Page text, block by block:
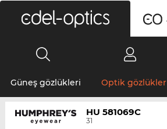
Güneş gözlükleri Optik gözlükler
HU 581069C
31